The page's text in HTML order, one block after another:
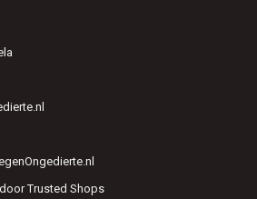
Trusted Shops